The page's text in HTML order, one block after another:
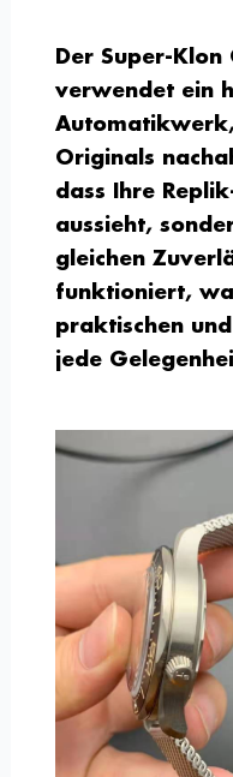
Der Super-
verwendet ein
Originals
dass Ihre
aussieht,
gleichen
funktioniert,
praktischen
jede